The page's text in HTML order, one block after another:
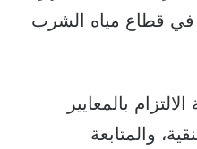
في قطاع مياه الشرب
بالمعايير
والمتابعة